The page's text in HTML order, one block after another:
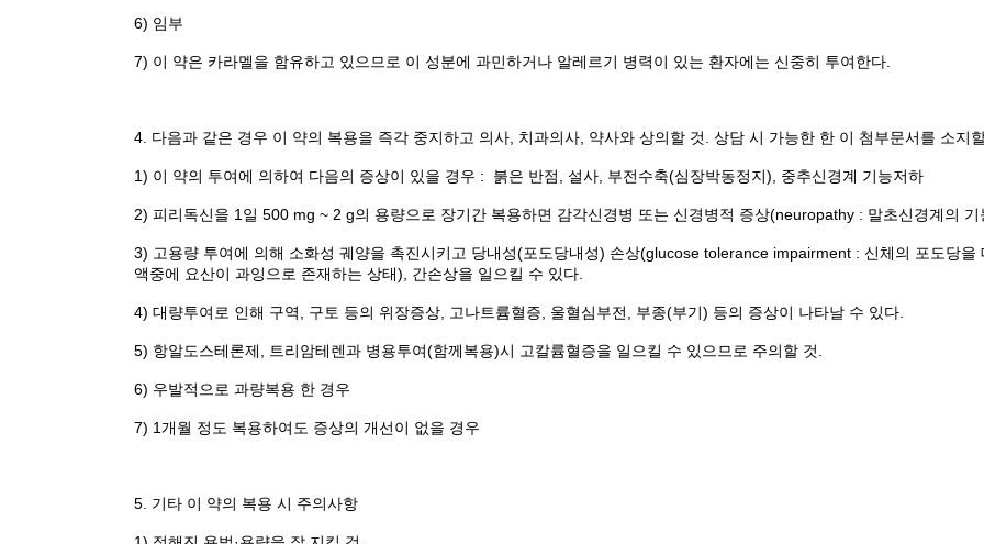
6) 임부
7) 이 약은 카라멜을 함유하고 있으므로 이 성분에 과민하거나 알레르기 병력이 있는 환자에는 신중히 투여한다.
4. 다음과 같은 경우 이 약의 복용을 즉각 중지하고 의사, 치과의사, 약사와 상의할 것. 상담 시 가능한 한 이 첨부문서를 소지
1) 이 약의 투여에 의하여 다음의 증상이 있을 경우 : 붉은 반점, 설사, 부전수축(심장박동정지), 중추신경계 기능저하
2) 피리독신을 1일 500 mg ~ 2 g의 용량으로 장기간 복용하면 감각신경병 또는 신경병적 증상(neuropathy : 말초신경계의
3) 고용량 투여에 의해 소화성 궤양을 촉진시키고 당내성(포도당내성) 손상(glucose tolerance impairment : 신체의 포도당
액중에 요산이 과잉으로 존재하는 상태), 간손상을 일으킬 수 있다.
4) 대량투여로 인해 구역, 구토 등의 위장증상, 고나트륨혈증, 울혈심부전, 부종(부기) 등의 증상이 나타날 수 있다.
5) 항알도스테론제, 트리암테렌과 병용투여(함께복용)시 고칼륨혈증을 일으킬 수 있으므로 주의할 것.
6) 우발적으로 과량복용 한 경우
7) 1개월 정도 복용하여도 증상의 개선이 없을 경우
5. 기타 이 약의 복용 시 주의사항